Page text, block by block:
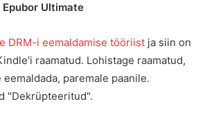
Ultimate
DRM-i eemaldamise tööriist ja siin on
raamatud. Lohistage raamatud,
paremale paanile.
"Dekrüpteeritud".